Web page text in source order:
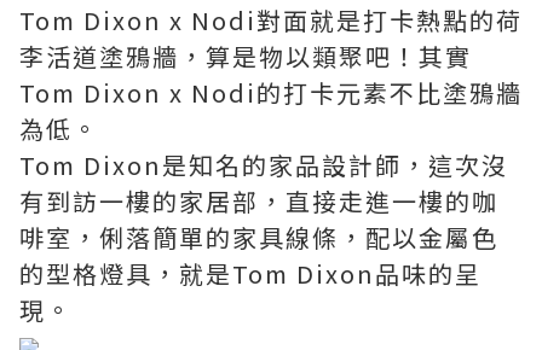
Tom Dixon x Nodi對面就是打卡熱點的荷
李活道塗鴉牆，算是物以類聚吧！其實
Tom Dixon x Nodi的打卡元素不比塗鴉牆
為低。
Tom Dixon是知名的家品設計師，這次沒
有到訪一樓的家居部，直接走進一樓的咖
啡室，俐落簡單的家具線條，配以金屬色
的型格燈具，就是Tom Dixon品味的呈
現。